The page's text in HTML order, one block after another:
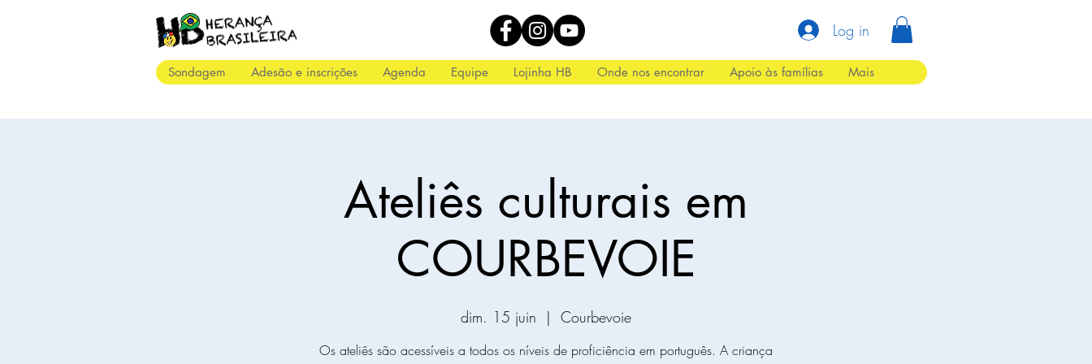
Log in
Sondagem Adesão e inscrições Agenda Equipe Lojinha HB Onde nos encontrar Apoio às famílias Mais
Ateliês culturais em
COURBEVOIE
dim. 15 juin
  |
Courbevoie
Os ateliês são acessíveis a todos os níveis de proficiência em português. A criança